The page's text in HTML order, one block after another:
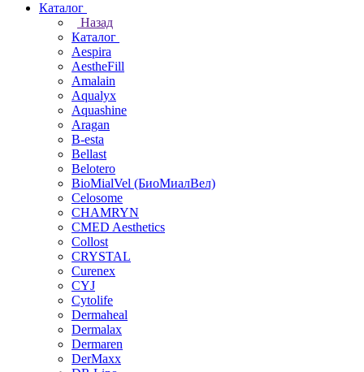
Каталог
Назад
Каталог
Aespira
AestheFill
Amalain
Aqualyx
Aquashine
Aragan
B-esta
Bellast
Belotero
BioMialVel (БиоМиалВел)
Celosome
CHAMRYN
CMED Aesthetics
Collost
CRYSTAL
Curenex
CYJ
Cytolife
Dermaheal
Dermalax
Dermaren
DerMaxx